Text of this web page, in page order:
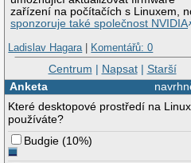
zařízení na počítačích s Linuxem,
sponzoruje také společnost NVIDIA
Ladislav Hagara| Komentářů: 0
Centrum | Napsat| Starší
Anketa
Které desktopové prostředí na
používáte?
Budgie (10%)